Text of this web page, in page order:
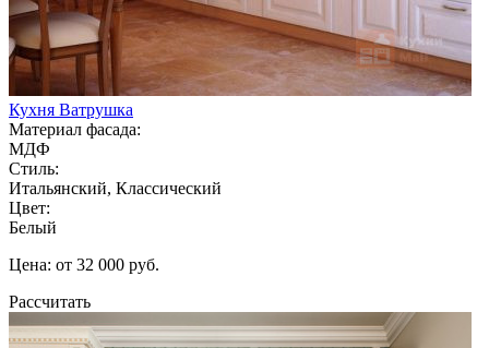
Кухня Ватрушка
Материал фасада:
МДФ
Стиль:
Итальянский, Классический
Цвет:
Белый
Цена: от 32 000 руб.
Рассчитать